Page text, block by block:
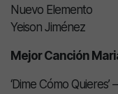
Nuevo Elemento
Yeison Jiménez
Mejor Canción
‘Dime Cómo